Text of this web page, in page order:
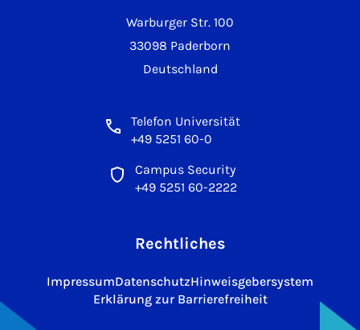
Warburger Str. 100
33098 Paderborn
Deutschland
Telefon Universität
+49 5251 60-0
Campus Security
+49 5251 60-2222
Rechtliches
ImpressumDatenschutzHinweisgebersystem
Erklärung zur Barrierefreiheit